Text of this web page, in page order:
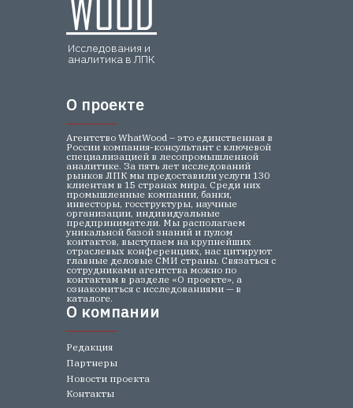
Редакция
Партнеры
Агентство WhatWood – это единственная в
России компания-консультант с ключевой
специализацией в лесопромышленной
аналитике. За пять лет исследований
рынков ЛПК мы предоставили услуги 130
клиентам в 15 странах мира. Среди них
промышленные компании, банки,
инвесторы, госструктуры, научные
организации, индивидуальные
предприниматели. Мы располагаем
уникальной базой знаний и пулом
контактов, выступаем на крупнейших
отраслевых конференциях, нас цитируют
главные деловые СМИ страны. Связаться с
сотрудниками агентства можно по
контактам в разделе «О проекте», а
ознакомиться с исследованиями — в
каталоге.
Новости проекта
Контакты
Исследования и
аналитика в ЛПК
О проекте
О компании
О проекте
О компании